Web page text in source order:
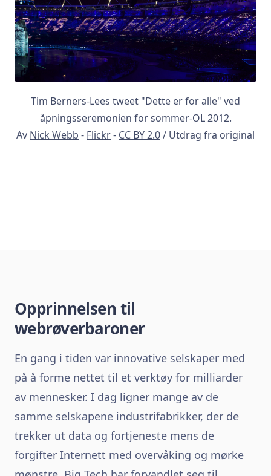
Tim Berners-Lees tweet "Dette er for alle" ved
åpningsseremonien for sommer-OL 2012.
Av Nick Webb - Flickr- CC BY 2.0/ Utdrag fra original
Opprinnelsen til
webrøverbaroner
En gang i tiden var innovative selskaper med
på å forme nettet til et verktøy for milliarder
av mennesker. I dag ligner mange av de
samme selskapene industrifabrikker, der de
trekker ut data og fortjeneste mens de
forgifter Internett med overvåking og mørke